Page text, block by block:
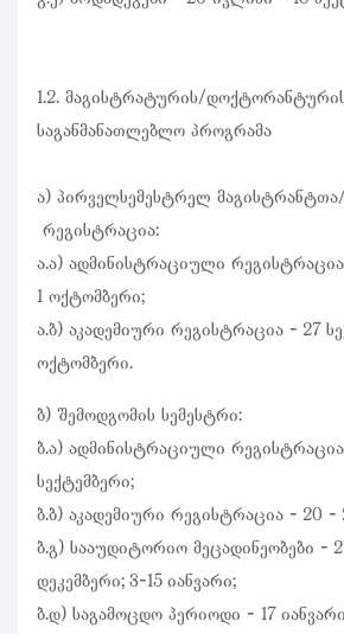
1.2. მაგისტრატურის/
საგანმანათლებლო პროგრამა
ა) პირველსემესტრელ
რეგისტრაცია:
ა.ა) ადმინისტრაციული
1 ოქტომბერი;
ა.ბ) აკადემიური რეგისტრაცია - 27
ოქტომბერი.
ბ) შემოდგომის სემესტრი:
ბ.ა) ადმინისტრაციული
სექტემბერი;
ბ.ბ) აკადემიური რეგისტრაცია - 20 -
ბ.გ) სააუდიტორიო მეცადინეობები -
დეკემბერი; 3-15 იანვარი;
ბ.დ) საგამოცდო პერიოდი - 17